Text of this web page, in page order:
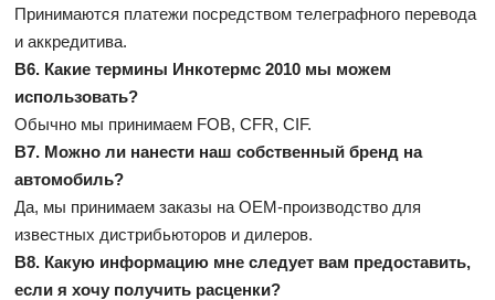
Принимаются платежи посредством телеграфного перевода
и аккредитива.
В6. Какие термины Инкотермс 2010 мы можем
использовать?
Обычно мы принимаем FOB, CFR, CIF.
В7. Можно ли нанести наш собственный бренд на
автомобиль?
Да, мы принимаем заказы на OEM-производство для
известных дистрибьюторов и дилеров.
В8. Какую информацию мне следует вам предоставить,
если я хочу получить расценки?